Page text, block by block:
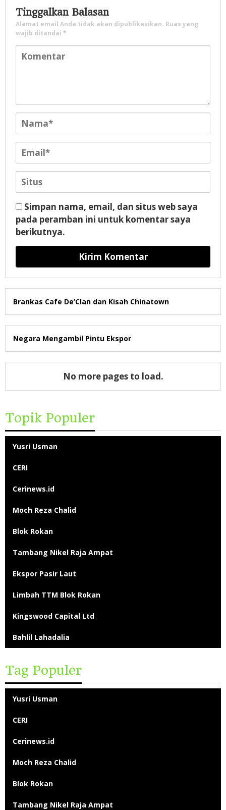
Tinggalkan Balasan
Alamat email Anda tidak akan dipublikasikan. Ruas yang
wajib ditandai *
Simpan nama, email, dan situs web saya
pada peramban ini untuk komentar saya
berikutnya.
Brankas Cafe De’Clan dan Kisah Chinatown
Negara Mengambil Pintu Ekspor
No more pages to load.
Topik Populer
Yusri Usman
CERI
Cerinews.id
Moch Reza Chalid
Blok Rokan
Tambang Nikel Raja Ampat
Ekspor Pasir Laut
Limbah TTM Blok Rokan
Kingswood Capital Ltd
Bahlil Lahadalia
Tag Populer
Yusri Usman
CERI
Cerinews.id
Moch Reza Chalid
Blok Rokan
Tambang Nikel Raja Ampat